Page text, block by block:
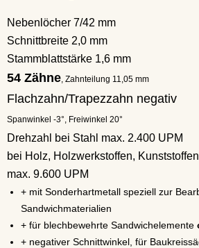
Nebenlöcher 7/42 mm
Schnittbreite 2,0 mm
Stammblattstärke 1,6 mm
54 Zähne, Zahnteilung 11,05 mm
Flachzahn/Trapezzahn negativ
Spanwinkel -3°, Freiwinkel 20°
Drehzahl bei Stahl max. 2.400 UPM
bei Holz, Holzwerkstoffen,
max. 9.600 UPM
+ mit Sonderhartmetall speziell zur
Sandwichmaterialien
+ für blechbewehrte Sandwichelemente
+ negativer Schnittwinkel, für